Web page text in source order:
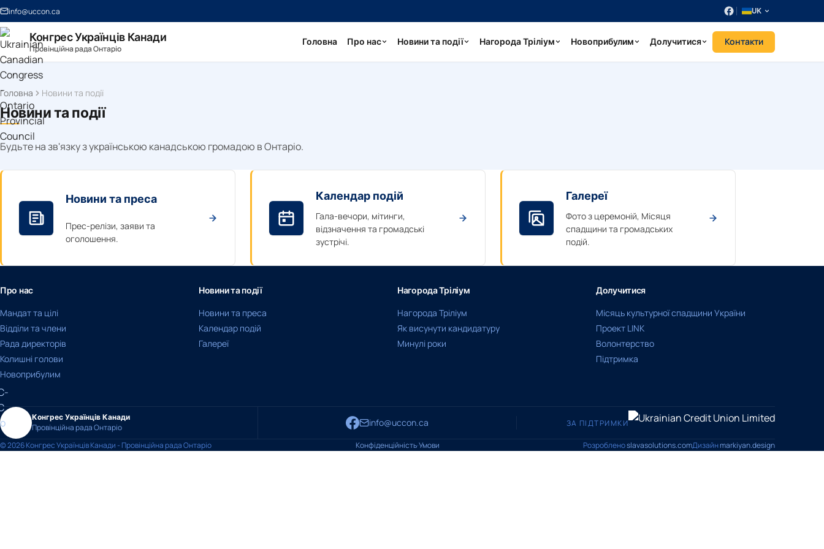
info@uccon.ca UK
Конгрес Українців Канади
Провінційна рада Онтаріо
Головна Про нас Новини та події Нагорода Тріліум Новоприбулим Долучитися Контакти
Головна Новини та події
Новини та події
Будьте на зв'язку з українською канадською громадою в Онтаріо.
Новини та преса
Прес-релізи, заяви та
оголошення.
Календар подій
Гала-вечори, мітинги,
відзначення та громадські
зустрічі.
Галереї
Фото з церемоній, Місяця
спадщини та громадських
подій.
Про нас
Мандат та цілі
Відділи та члени
Рада директорів
Колишні голови
Новоприбулим
Новини та події
Новини та преса
Календар подій
Галереї
Нагорода Тріліум
Нагорода Тріліум
Як висунути кандидатуру
Минулі роки
Долучитися
Місяць культурної спадщини України
Проект LINK
Волонтерство
Підтримка
Конгрес Українців Канади
Провінційна рада Онтаріо info@uccon.ca ЗА ПІДТРИМКИ
© 2026 Конгрес Українців Канади - Провінційна рада Онтаріо Конфіденційність·Умови Розробленоslavasolutions.comДизайнmarkiyan.design